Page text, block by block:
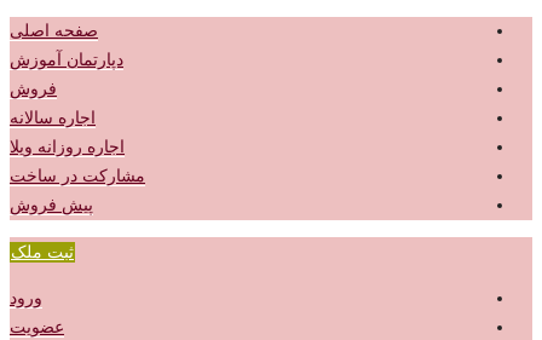
صفحه اصلی
دپارتمان آموزش
فروش
اجاره سالانه
اجاره روزانه ویلا
مشارکت در ساخت
پیش فروش
ثبت ملک
ورود
عضویت